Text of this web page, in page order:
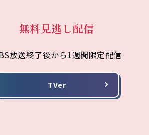
無料見逃し配信
放送終了後から1週間限定配信
TVer